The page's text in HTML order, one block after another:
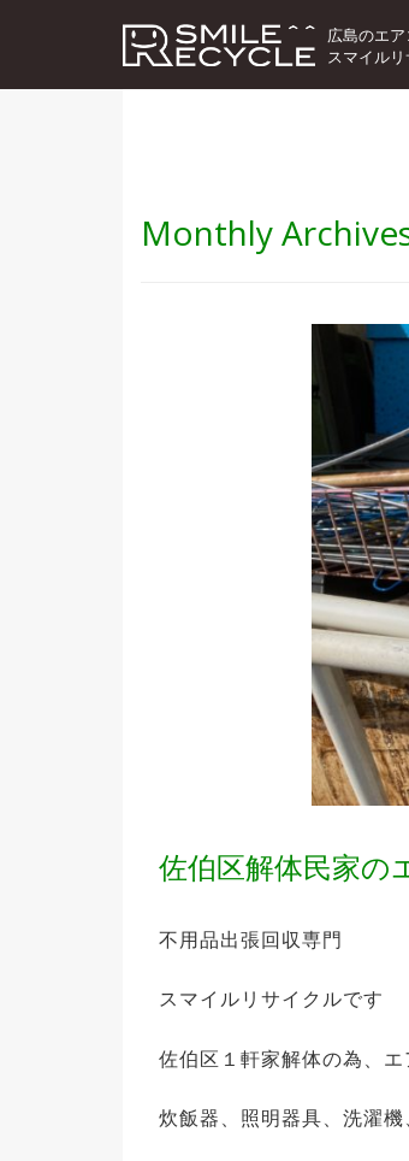
広島のエ
スマイル
Monthly
佐伯区解体民家の
不用品出張回収専門
スマイルリサイクルです
佐伯区１軒家解体の為、
炊飯器、照明器具、洗濯